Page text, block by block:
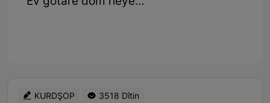
KURDŞOP 3518 Dîtin